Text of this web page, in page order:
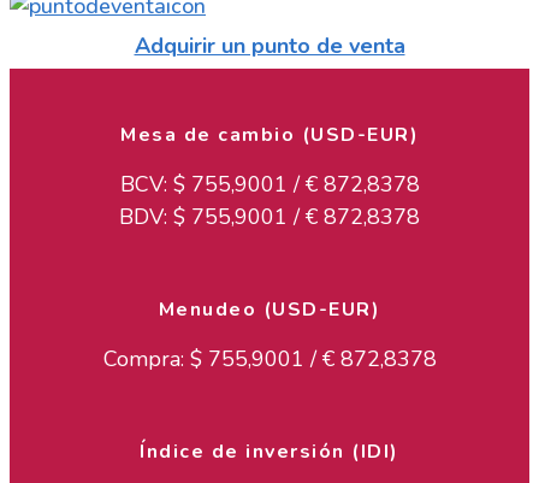
Adquirir un punto de venta
Mesa de cambio (USD-EUR)
BCV: $ 755,9001 / € 872,8378
BDV: $ 755,9001 / € 872,8378
Menudeo (USD-EUR)
Compra: $ 755,9001 / € 872,8378
Índice de inversión (IDI)